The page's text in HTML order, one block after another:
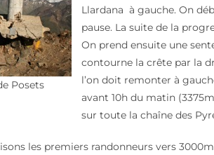
Posets
Llardana à gauche. On
pause. La suite de la
On prend ensuite une
contourne la crête par la
l’on doit remonter à
avant 10h du matin
sur toute la chaîne des
les premiers randonneurs vers